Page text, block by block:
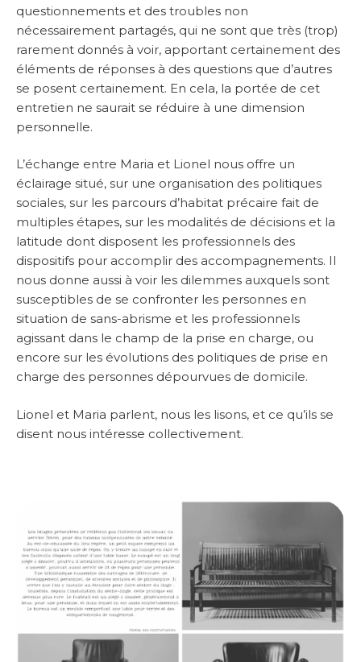
questionnements et des troubles non
nécessairement partagés, qui ne sont que très (trop)
rarement donnés à voir, apportant certainement des
éléments de réponses à des questions que d’autres
se posent certainement. En cela, la portée de cet
entretien ne saurait se réduire à une dimension
personnelle.
L’échange entre Maria et Lionel nous offre un
éclairage situé, sur une organisation des politiques
sociales, sur les parcours d’habitat précaire fait de
multiples étapes, sur les modalités de décisions et la
latitude dont disposent les professionnels des
dispositifs pour accomplir des accompagnements. Il
nous donne aussi à voir les dilemmes auxquels sont
susceptibles de se confronter les personnes en
situation de sans-abrisme et les professionnels
agissant dans le champ de la prise en charge, ou
encore sur les évolutions des politiques de prise en
charge des personnes dépourvues de domicile.
Lionel et Maria parlent, nous les lisons, et ce qu’ils se
disent nous intéresse collectivement.